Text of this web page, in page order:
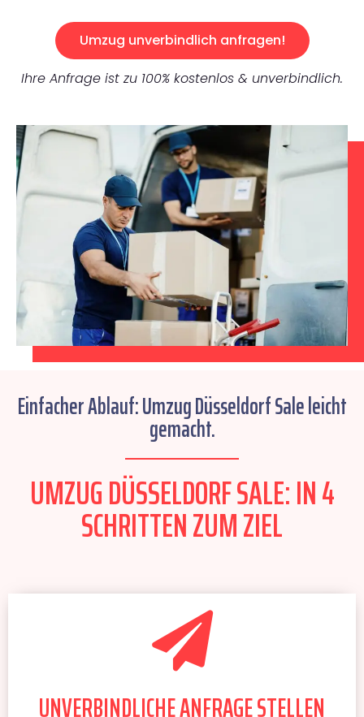
Umzug unverbindlich anfragen!
Ihre Anfrage ist zu 100% kostenlos & unverbindlich.
Einfacher Ablauf: Umzug Düsseldorf Sale leicht
gemacht.
UMZUG DÜSSELDORF SALE: IN 4
SCHRITTEN ZUM ZIEL
UNVERBINDLICHE ANFRAGE STELLEN